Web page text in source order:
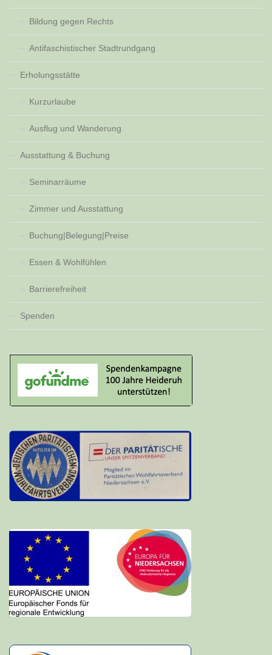
Bildung gegen Rechts
Antifaschistischer Stadtrundgang
Erholungsstätte
Kurzurlaube
Ausflug und Wanderung
Ausstattung & Buchung
Seminarräume
Zimmer und Ausstattung
Buchung|Belegung|Preise
Essen & Wohlfühlen
Barrierefreiheit
Spenden